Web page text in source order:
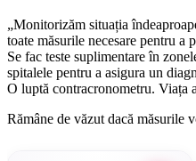
„Monitorizăm situația
toate măsurile necesare pentru a
Se fac teste suplimentare în
spitalele pentru a asigura un
O luptă contracronometru. Viața
Rămâne de văzut dacă măsurile